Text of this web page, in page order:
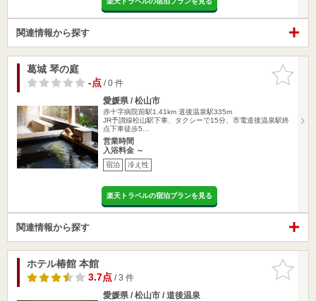
関連情報から探す
お気に入
りに追加
葛城 琴の庭
-点/ 0 件
愛媛県 / 松山市
赤十字病院前駅1.41km 道後温泉駅335m
JR予讃線松山駅下車、タクシーで15分、市電道後温泉駅終
点下車徒歩5…
営業時間
入浴料金 ～
宿泊 冷え性
楽天トラベルの宿泊プランを見る
関連情報から探す
お気に入
りに追加
ホテル椿館 本館
3.7点/ 3 件
愛媛県 / 松山市 / 道後温泉